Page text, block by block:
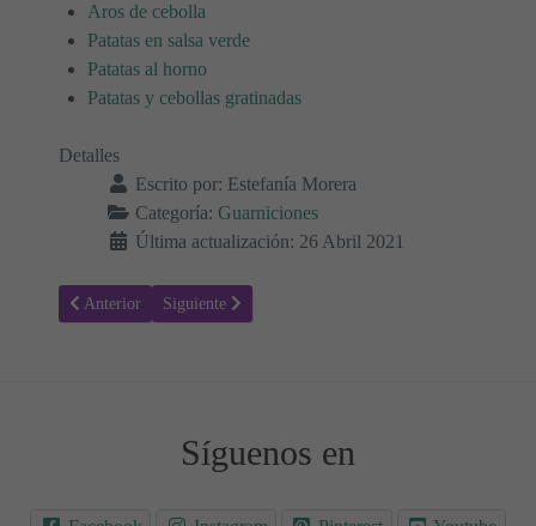
Aros de cebolla
Patatas en salsa verde
Patatas al horno
Patatas y cebollas gratinadas
Detalles
Escrito por: Estefanía Morera
Categoría: Guarniciones
Última actualización: 26 Abril 2021
Artículo anterior: Receta para hacer Pepinillos fritos con air fryer
Anterior Artículo siguiente: Receta para hacer Chips de
Siguiente
Síguenos en